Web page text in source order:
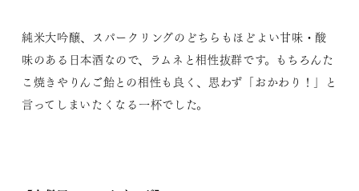
純米大吟醸、スパークリングのどちらもほどよい甘味・酸
味のある日本酒なので、ラムネと相性抜群です。もちろんた
こ焼きやりんご飴との相性も良く、思わず「おかわり！」と
言ってしまいたくなる一杯でした。